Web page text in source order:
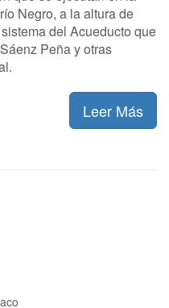
Negro, a la altura de
del Acueducto que
Peña y otras
Leer Más